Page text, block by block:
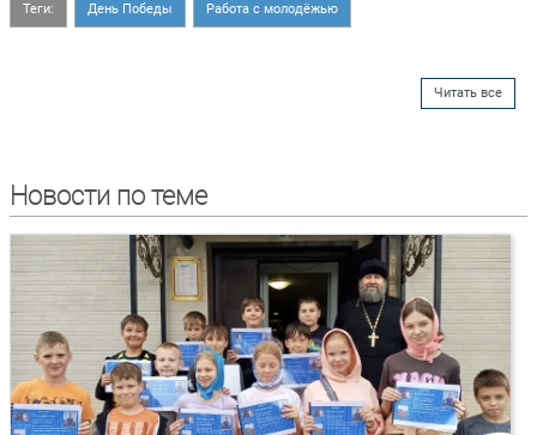
Теги: День Победы Работа с молодёжью
Читать все
Новости по теме